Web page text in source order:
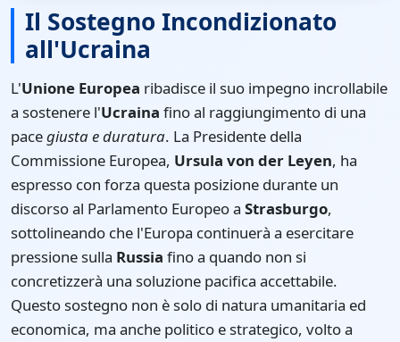
Il Sostegno Incondizionato
all'Ucraina
L'Unione Europea ribadisce il suo impegno incrollabile
a sostenere l'Ucraina fino al raggiungimento di una
pacegiusta e duratura. La Presidente della
Commissione Europea, Ursula von der Leyen, ha
espresso con forza questa posizione durante un
discorso al Parlamento Europeo a Strasburgo,
sottolineando che l'Europa continuerà a esercitare
pressione sulla Russia fino a quando non si
concretizzerà una soluzione pacifica accettabile.
Questo sostegno non è solo di natura umanitaria ed
economica, ma anche politico e strategico, volto a